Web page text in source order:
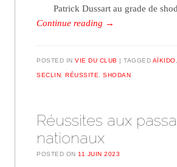
Patrick Dussart au grade de
Continue reading →
POSTED INVIE DU CLUB TAGGED AÏKIDO
SECLIN ,RÉUSSITE ,SHODAN
Réussites aux
nationaux
POSTED ON 11 JUIN 2023